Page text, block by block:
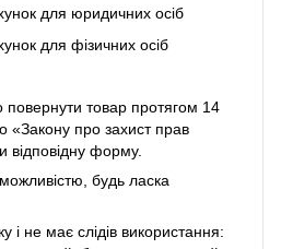
для юридичних осіб
для фізичних осіб
товар протягом 14
«Закону про захист прав
форму.
будь ласка
і не має слідів використання: